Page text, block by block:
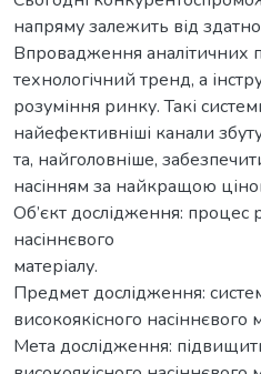
напряму залежить від
Впровадження аналітичних
технологічний тренд, а
розуміння ринку. Такі
найефективніші канали
та, найголовніше,
насінням за найкращою
Об’єкт дослідження: процес
насіннєвого
матеріалу.
Предмет дослідження:
високоякісного насіннєвого
Мета дослідження: